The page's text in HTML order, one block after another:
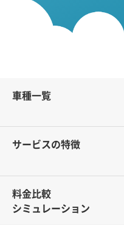
車種一覧
サービスの特徴
料金比較
シミュレーション